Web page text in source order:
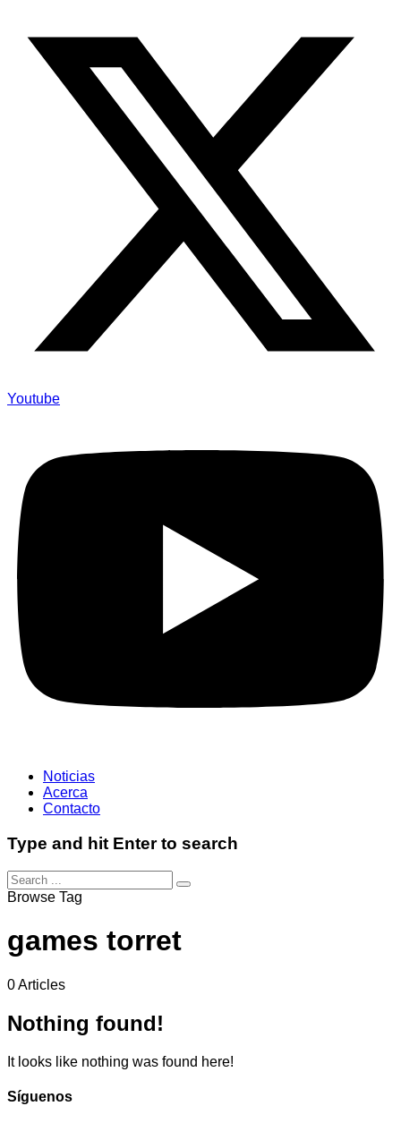
Youtube
Noticias
Acerca
Contacto
Type and hit Enter to search
Browse Tag
games torret
0 Articles
Nothing found!
It looks like nothing was found here!
Síguenos